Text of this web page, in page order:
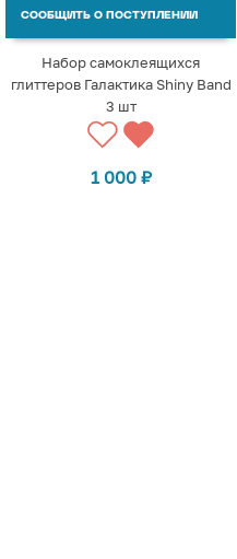
СООБЩИТЬ О ПОСТУПЛЕНИИ
Набор самоклеящихся
глиттеров Галактика Shiny Band
3 шт
1 000 ₽